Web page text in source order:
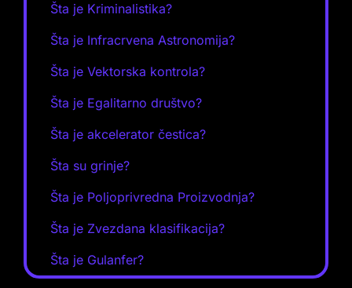
Šta je Kriminalistika?
Šta je Infracrvena Astronomija?
Šta je Vektorska kontrola?
Šta je Egalitarno društvo?
Šta je akcelerator čestica?
Šta su grinje?
Šta je Poljoprivredna Proizvodnja?
Šta je Zvezdana klasifikacija?
Šta je Gulanfer?